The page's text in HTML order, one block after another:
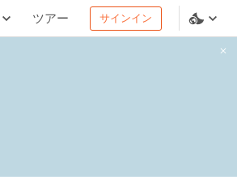
ツアー サインイン